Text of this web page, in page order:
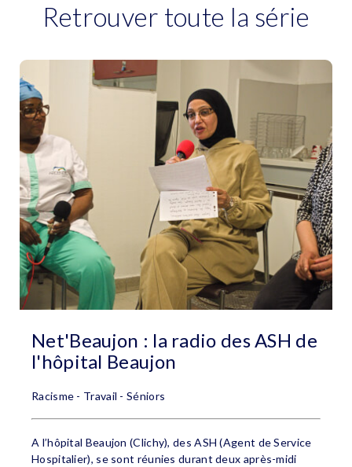
Retrouver toute la série
Net'Beaujon : la radio des ASH de
l'hôpital Beaujon
Racisme - Travail - Séniors
A l’hôpital Beaujon (Clichy), des ASH (Agent de Service
Hospitalier), se sont réunies durant deux après-midi